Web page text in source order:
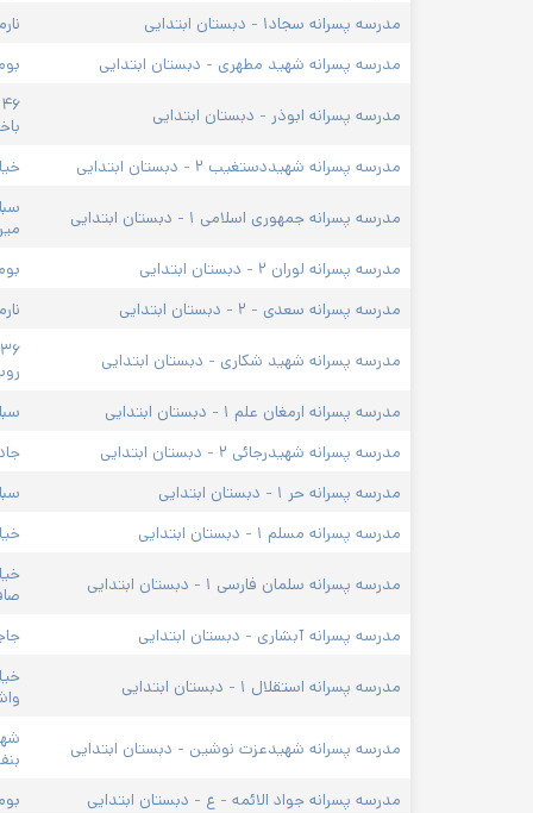
مدرسه پسرانه سجاد۱ - دبستان ابتدایی
مدرسه پسرانه شهید مطهری - دبستان ابتدایی
مدرسه پسرانه ابوذر - دبستان ابتدایی
مدرسه پسرانه شهیددستغیب ۲ - دبستان ابتدایی
مدرسه پسرانه جمهوری اسلامی ۱ - دبستان ابتدایی
مدرسه پسرانه لوران ۲ - دبستان ابتدایی
مدرسه پسرانه سعدی - ۲ - دبستان ابتدایی
مدرسه پسرانه شهید شکاری - دبستان ابتدایی
مدرسه پسرانه ارمغان علم ۱ - دبستان ابتدایی
مدرسه پسرانه شهیدرجائی ۲ - دبستان ابتدایی
مدرسه پسرانه حر ۱ - دبستان ابتدایی
مدرسه پسرانه مسلم ۱ - دبستان ابتدایی
مدرسه پسرانه سلمان فارسی ۱ - دبستان ابتدایی
مدرسه پسرانه آبشاری - دبستان ابتدایی
مدرسه پسرانه استقلال ۱ - دبستان ابتدایی
مدرسه پسرانه شهیدعزت نوشین - دبستان ابتدایی
مدرسه پسرانه جواد الائمه - ع - دبستان ابتدایی